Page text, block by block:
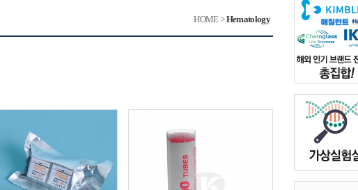
HOME>Hematology